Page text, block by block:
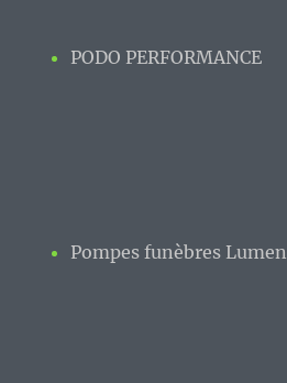
PODO PERFORMANCE
Pompes funèbres Lumen